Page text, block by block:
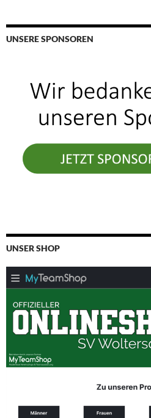
UNSERE SPONSOREN
UNSER SHOP